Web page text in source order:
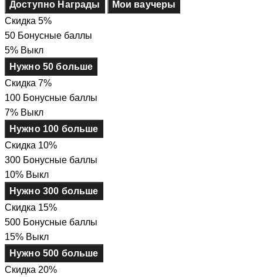
Доступно Награды
Мои ваучеры
Скидка 5%
50 Бонусные баллы
5% Выкл
Нужно 50 больше
Скидка 7%
100 Бонусные баллы
7% Выкл
Нужно 100 больше
Скидка 10%
300 Бонусные баллы
10% Выкл
Нужно 300 больше
Скидка 15%
500 Бонусные баллы
15% Выкл
Нужно 500 больше
Скидка 20%